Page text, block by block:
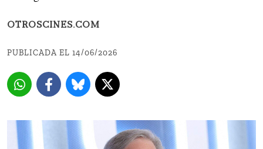
OTROSCINES.COM
PUBLICADA EL 14/06/2026